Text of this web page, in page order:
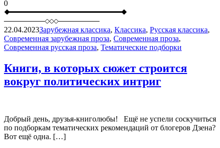
0
22.04.2023Зарубежная классика, Классика, Русская классика,
Современная зарубежная проза, Современная проза,
Современная русская проза, Тематические подборки
Книги, в которых сюжет строится
вокруг политических интриг
Добрый день, друзья-книголюбы! Ещё не успели соскучиться
по подборкам тематических рекомендаций от блогеров Дзена?
Вот ещё одна. […]